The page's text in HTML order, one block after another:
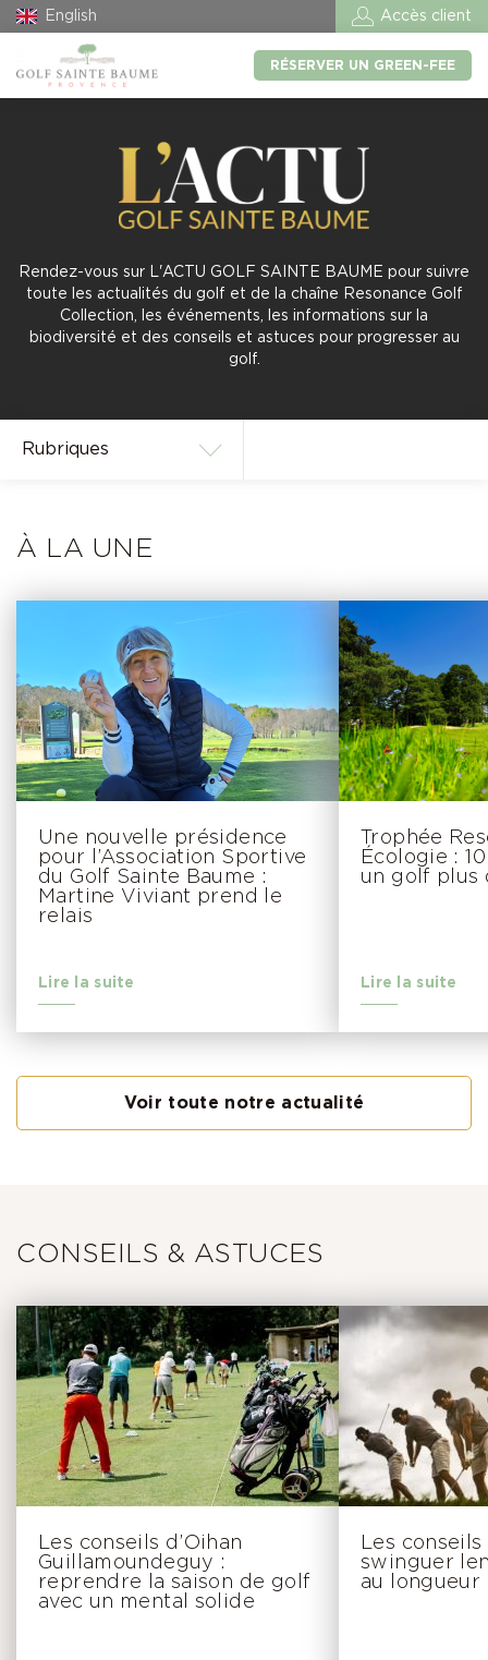
English Accès client
RÉSERVER UN GREEN-FEE
Rendez-vous sur L'ACTU GOLF SAINTE BAUME pour suivre
toute les actualités du golf et de la chaîne Resonance Golf
Collection, les événements, les informations sur la
biodiversité et des conseils et astuces pour progresser au
golf.
À LA UNE
Une nouvelle présidence
pour l’Association Sportive
du Golf Sainte Baume :
Martine Viviant prend le
relais
Lire la suite
Trophée
Écologie :
un golf plus
Lire la suite
Voir toute notre actualité
CONSEILS & ASTUCES
Les conseils d’Oihan
Guillamoundeguy :
reprendre la saison de golf
avec un mental solide
Les
swinguer
au longueur